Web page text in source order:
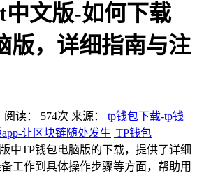
中文版-如何下载
版，详细指南与注
阅读： 574次 来源： tp钱包下载-tp钱
让区块链随处发生| TP钱包
中TP钱包电脑版的下载，提供了详细
工作到具体操作步骤等方面，帮助用